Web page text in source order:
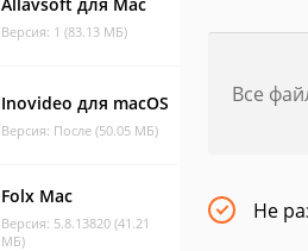
Версия: 1 (83.13 МБ)
Inovideo для macOS
Версия: После (50.05 МБ)
Folx Mac
Версия: 5.8.13820 (41.21
МБ)
Все
Не